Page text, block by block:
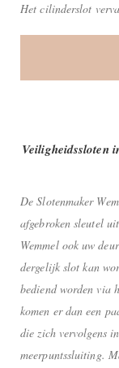
Het cilinderslot
Veiligheidssloten
De Slotenmaker
afgebroken sleutel
Wemmel ook uw
dergelijk slot kan
bediend worden via
komen er dan een
die zich vervolgens
meerpuntssluiting.